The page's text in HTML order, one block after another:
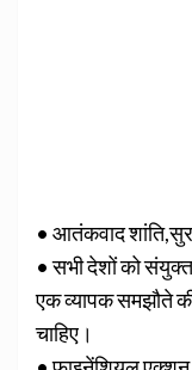
• आतंकवाद
• सभी देशों को
एक व्‍यापक समझौते
चाहिए।